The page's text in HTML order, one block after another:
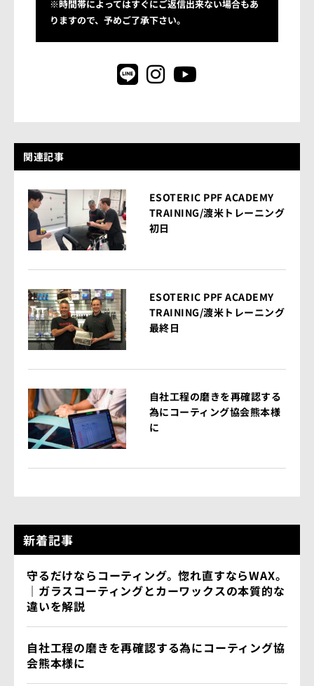
※時間帯によってはすぐにご返信出来ない場合もあ
りますので、予めご了承下さい。
関連記事
ESOTERIC PPF ACADEMY
TRAINING/渡米トレーニング
初日
ESOTERIC PPF ACADEMY
TRAINING/渡米トレーニング
最終日
自社工程の磨きを再確認する
為にコーティング協会熊本様
に
新着記事
守るだけならコーティング。惚れ直すならWAX。
｜ガラスコーティングとカーワックスの本質的な
違いを解説
自社工程の磨きを再確認する為にコーティング協
会熊本様に